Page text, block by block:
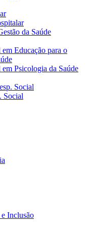
da Saúde
Educação para o
Psicologia da Saúde
Social
Social
Inclusão